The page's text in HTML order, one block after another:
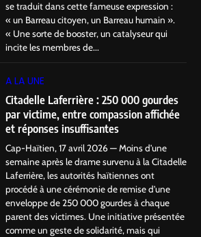
se traduit dans cette fameuse expression :
« un Barreau citoyen, un Barreau humain ».
« Une sorte de booster, un catalyseur qui
incite les membres de...
A LA UNE
Citadelle Laferrière : 250 000 gourdes
par victime, entre compassion affichée
et réponses insuffisantes
Cap-Haïtien, 17 avril 2026 — Moins d’une
semaine après le drame survenu à la Citadelle
Laferrière, les autorités haïtiennes ont
procédé à une cérémonie de remise d’une
enveloppe de 250 000 gourdes à chaque
parent des victimes. Une initiative présentée
comme un geste de solidarité, mais qui